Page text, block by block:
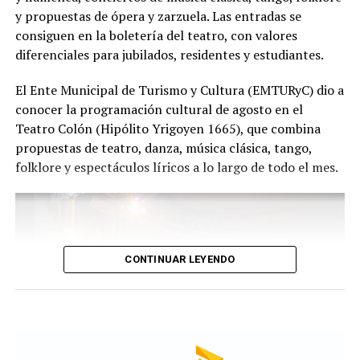
público", expresa Emmanuel Marín.
distinguida con los Premios Estrella de Mar 2024 y
2026 como Mejor Espectáculo de Danza y con el Premio
Faro de Oro 2024. Además, Emmanuel Marín y Lola
Gutiérrez Rey obtuvieron el subcampeonato en el
Mundial de Tango de Buenos Aires.
realizar una gira por Europa. Además, recibió
la Declaración de Interés Cultural como Embajadores
Turísticos, otorgada por el EMTURyC, y la
y propuestas de ópera y zarzuela. Las entradas se
consiguen en la boletería del teatro, con valores
diferenciales para jubilados, residentes y estudiantes.
El Ente Municipal de Turismo y Cultura (EMTURyC) dio a
conocer la programación cultural de agosto en el
Teatro Colón (Hipólito Yrigoyen 1665), que combina
propuestas de teatro, danza, música clásica, tango,
folklore y espectáculos líricos a lo largo de todo el mes.
CONTINUAR LEYENDO